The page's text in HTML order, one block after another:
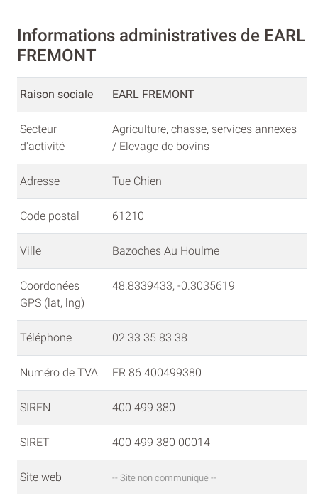
Informations administratives de EARL
FREMONT
Raison sociale EARL FREMONT
Secteur
d'activité
Agriculture, chasse, services annexes
/ Elevage de bovins
Adresse Tue Chien
Code postal 61210
Ville Bazoches Au Houlme
Coordonées
GPS (lat, lng)
48.8339433, -0.3035619
Téléphone 02 33 35 83 38
Numéro de TVA FR 86 400499380
SIREN 400 499 380
SIRET 400 499 380 00014
Site web -- Site non communiqué --